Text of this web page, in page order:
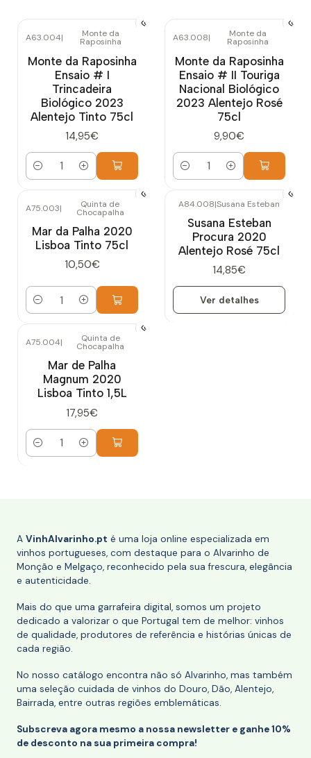
A63.004| Monte da
Raposinha
Monte da Raposinha
Ensaio # I
Trincadeira
Biológico 2023
Alentejo Tinto 75cl
14,95€
Quantidade
A63.008| Monte da
Raposinha
Monte da Raposinha
Ensaio # II Touriga
Nacional Biológico
2023 Alentejo Rosé
75cl
9,90€
Quantidade
A75.003| Quinta de
Chocapalha
Mar da Palha 2020
Lisboa Tinto 75cl
10,50€
Quantidade
A84.008|Susana Esteban
Susana Esteban
Procura 2020
Alentejo Rosé 75cl
14,85€
Ver detalhes
A75.004| Quinta de
Chocapalha
Mar de Palha
Magnum 2020
Lisboa Tinto 1,5L
17,95€
Quantidade
A VinhAlvarinho.pt é uma loja online especializada em
vinhos portugueses, com destaque para o Alvarinho de
Monção e Melgaço, reconhecido pela sua frescura, elegância
e autenticidade.
Mais do que uma garrafeira digital, somos um projeto
dedicado a valorizar o que Portugal tem de melhor: vinhos
de qualidade, produtores de referência e histórias únicas de
cada região.
No nosso catálogo encontra não só Alvarinho, mas também
uma seleção cuidada de vinhos do Douro, Dão, Alentejo,
Bairrada, entre outras regiões emblemáticas.
Subscreva agora mesmo a nossa newsletter e ganhe 10%
de desconto na sua primeira compra!